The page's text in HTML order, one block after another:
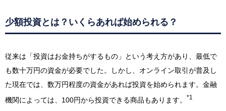
少額投資とは？いくらあれば始められる？
従来は「投資はお金持ちがするもの」という考え方があり、最低で
も数十万円の資金が必要でした。しかし、オンライン取引が普及し
た現在では、数万円程度の資金があれば投資を始められます。金融
機関によっては、100円から投資できる商品もあります。
*1